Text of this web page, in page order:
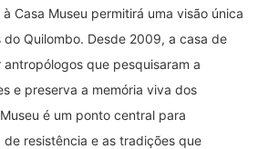
Casa Museu permitirá uma visão única
Quilombo. Desde 2009, a casa de
que pesquisaram a
e preserva a memória viva dos
é um ponto central para
resistência e as tradições que